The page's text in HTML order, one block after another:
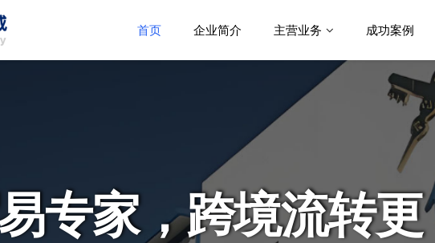
首页 企业简介 主营业务 成功案例
专家，跨境流转更